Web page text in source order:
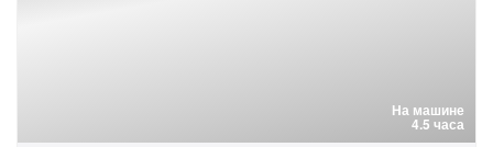
На машине
4.5 часа